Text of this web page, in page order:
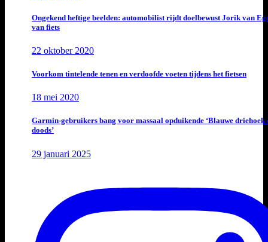
Ongekend heftige beelden: automobilist rijdt doelbewust Jorik van
van fiets
22 oktober 2020
Voorkom tintelende tenen en verdoofde voeten tijdens het fietsen
18 mei 2020
Garmin-gebruikers bang voor massaal opduikende ‘Blauwe driehoek
doods’
29 januari 2025